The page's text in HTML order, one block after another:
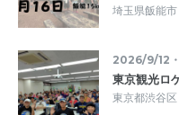
埼玉県飯能市
2026/9/12
東京観光ロ
東京都渋谷区